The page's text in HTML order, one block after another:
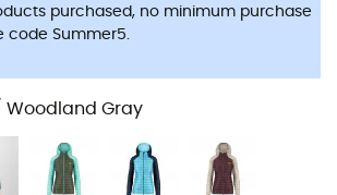
purchased, no minimum purchase
code Summer5.
Woodland Gray
prontas para enfrentar o frio, o
Jacketpara
você esteja partindo para uma
este casaco envolve você em calor e
seu isolamento de penas de pato.
se pode ficar aquecida com estilo?